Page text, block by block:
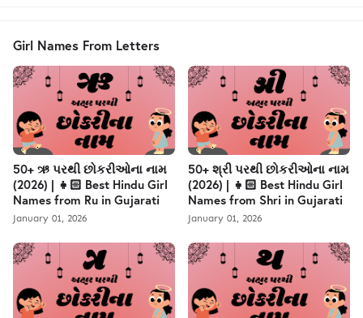
Girl Names From Letters
50+ ઋ પરથી છોકરીઓના નામ
(2026) | 👧🏻 Best Hindu Girl
Names from Ru in Gujarati
January 01, 2026
50+ શ્રી પરથી છોકરીઓના નામ
(2026) | 👧🏻 Best Hindu Girl
Names from Shri in Gujarati
January 01, 2026